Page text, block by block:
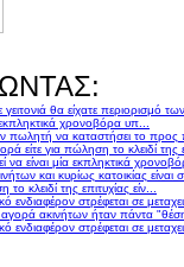
θα είχατε περιορισμό
χρονοβόρα υπ...
πωλητή να καταστήσει το
είτε για πώληση το κλειδί της
είναι μία εκπληκτικά
και κυρίως κατοικίας
κλειδί της επιτυχίας είν...
στρέφεται σε
ακινήτων ήταν πάντα
στρέφεται σε